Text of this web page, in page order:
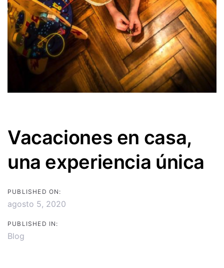
Vacaciones en casa,
una experiencia única
PUBLISHED ON:
agosto 5, 2020
PUBLISHED IN:
Blog